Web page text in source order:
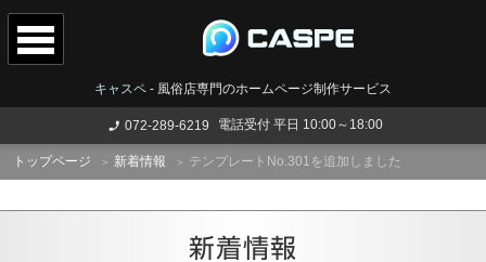
キャスペ - 風俗店専門のホームページ制作サービス
072-289-6219 電話受付 平日 10:00～18:00
トップページ 新着情報 テンプレートNo.301を追加しました
新着情報